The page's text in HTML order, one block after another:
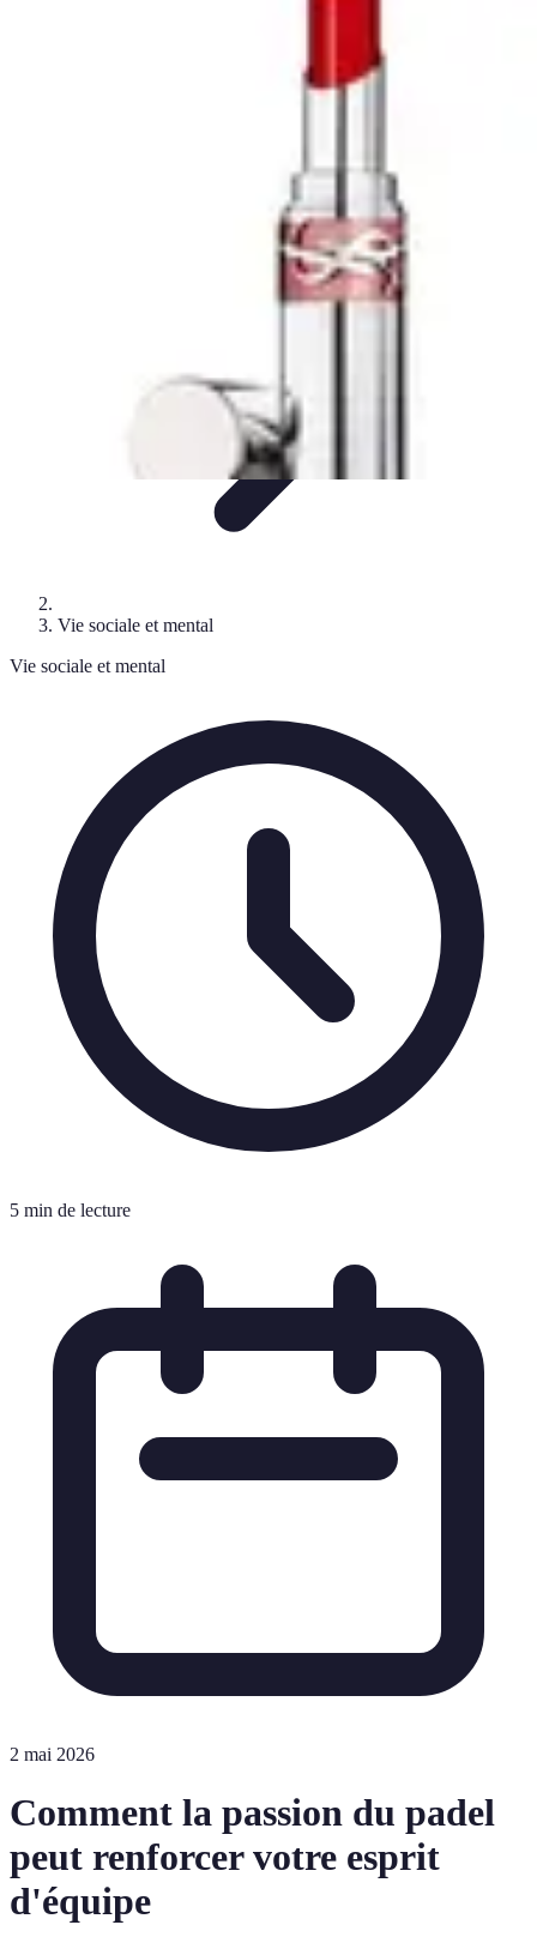
Vie sociale et mental
Vie sociale et mental
5 min de lecture
2 mai 2026
Comment la passion du padel
peut renforcer votre esprit
d'équipe